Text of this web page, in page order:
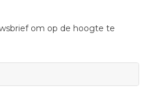
om op de hoogte te